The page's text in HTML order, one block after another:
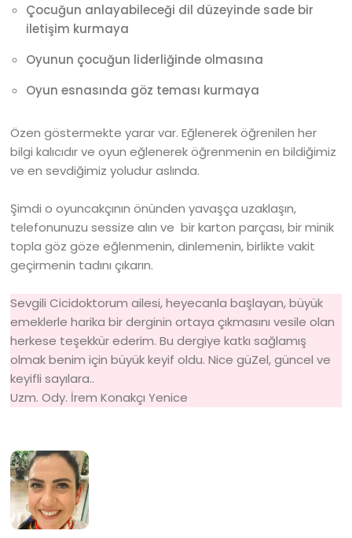
Çocuğun anlayabileceği dil düzeyinde sade bir
iletişim kurmaya
Oyunun çocuğun liderliğinde olmasına
Oyun esnasında göz teması kurmaya
Özen göstermekte yarar var. Eğlenerek öğrenilen her
bilgi kalıcıdır ve oyun eğlenerek öğrenmenin en bildiğimiz
ve en sevdiğimiz yoludur aslında.
Şimdi o oyuncakçının önünden yavaşça uzaklaşın,
telefonunuzu sessize alın ve bir karton parçası, bir minik
topla göz göze eğlenmenin, dinlemenin, birlikte vakit
geçirmenin tadını çıkarın.
Sevgili Cicidoktorum ailesi, heyecanla başlayan, büyük
emeklerle harika bir derginin ortaya çıkmasını vesile olan
herkese teşekkür ederim. Bu dergiye katkı sağlamış
olmak benim için büyük keyif oldu. Nice güZel, güncel ve
keyifli sayılara..
Uzm. Ody. İrem Konakçı Yenice